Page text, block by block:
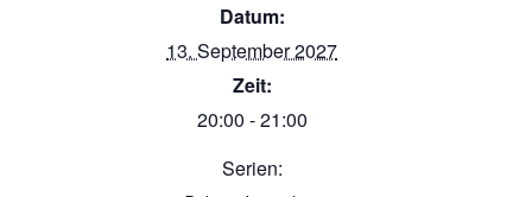
Datum:
13. September 2027
Zeit:
20:00 - 21:00
Serien: